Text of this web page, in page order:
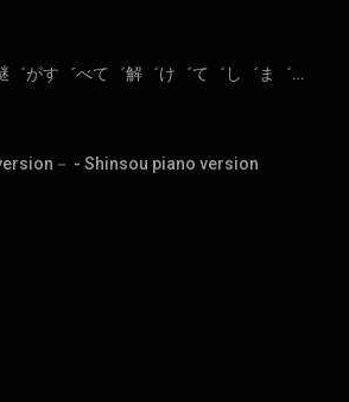
あ゛あ゛あ゛謎゛がす゛べて゛解゛け゛て゛し゛ま゛っ゛た゛ぁ゛ - Aaa Nazoga Subete Tokete Shimattaa
－ - Shinsou piano version